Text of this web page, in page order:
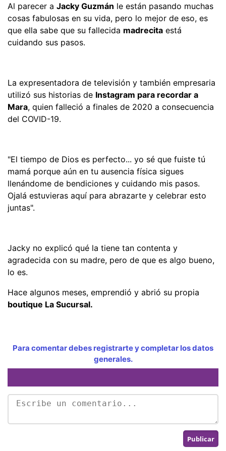
Al parecer a Jacky Guzmán le están pasando muchas
cosas fabulosas en su vida, pero lo mejor de eso, es
que ella sabe que su fallecida madrecita está
cuidando sus pasos.
La expresentadora de televisión y también empresaria
utilizó sus historias de Instagram para recordar a
Mara, quien falleció a finales de 2020 a consecuencia
del COVID-19.
"El tiempo de Dios es perfecto... yo sé que fuiste tú
mamá porque aún en tu ausencia física sigues
llenándome de bendiciones y cuidando mis pasos.
Ojalá estuvieras aquí para abrazarte y celebrar esto
juntas".
Jacky no explicó qué la tiene tan contenta y
agradecida con su madre, pero de que es algo bueno,
lo es.
Hace algunos meses, emprendió y abrió su propia
boutique La Sucursal.
Para comentar debes registrarte y completar los datos
generales.